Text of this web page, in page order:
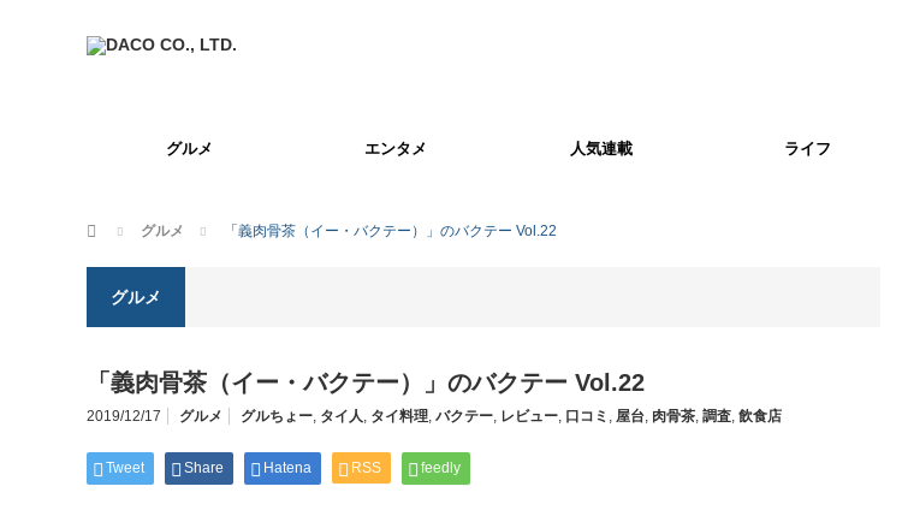
グルメ エンタメ 人気連載 ライフ
ホーム グルメ 「義肉骨茶（イー・バクテー）」のバクテー Vol.22
グルメ
「義肉骨茶（イー・バクテー）」のバクテー Vol.22
2019/12/17 グルメ グルちょー, タイ人, タイ料理, バクテー, レビュー, 口コミ , 屋台, 肉骨茶, 調査, 飲食店
Tweet Share Hatena RSS feedly